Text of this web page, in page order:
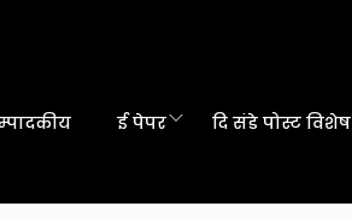
ई पेपर दि संडे पोस्ट विशेष